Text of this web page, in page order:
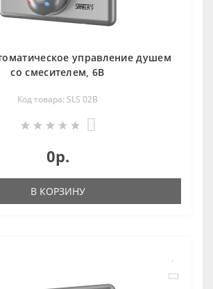
управление душем
со смесителем, 6В
Код товара: SLS 02B
0р.
В КОРЗИНУ